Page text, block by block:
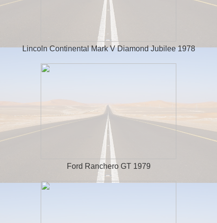
Lincoln Continental Mark V Diamond Jubilee 1978
Ford Ranchero GT 1979